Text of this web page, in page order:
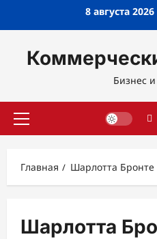
8 августа 2026
Бизнес
Основное
Главная Шарлотта
Шарлотта